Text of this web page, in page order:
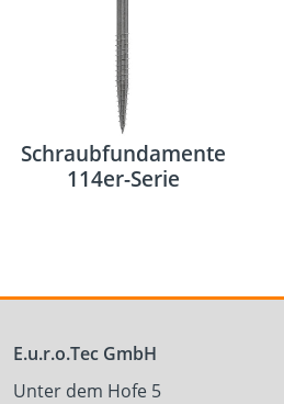
Schraubfundamente
114er-Serie
E.u.r.o.Tec GmbH
Unter dem Hofe 5